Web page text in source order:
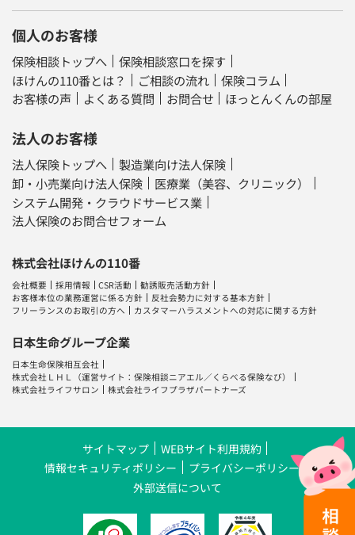
個人のお客様
保険相談トップへ
保険相談窓口を探す
ほけんの110番とは？
ご相談の流れ
保険コラム
お客様の声
よくある質問 お問合せ ほっとんくんの部屋
法人のお客様
法人保険トップへ
製造業向け法人保険
卸・小売業向け法人保険
医療業（美容、クリニック）
システム開発・クラウドサービス業
法人保険のお問合せフォーム
株式会社ほけんの110番
会社概要 採用情報 CSR活動
勧誘販売活動方針
お客様本位の業務運営に係る方針
反社会勢力に対する基本方針
フリーランスのお取引の方へ
カスタマーハラスメントへの対応に関する方針
日本生命グループ企業
日本生命保険相互会社
株式会社ＬＨＬ （運営サイト：保険相談ニアエル／ くらべる保険なび）
株式会社ライフサロン
株式会社ライフプラザパートナーズ
サイトマップ
WEBサイト利用規約
情報セキュリティポリシー
プライバシーポリシー
外部送信について